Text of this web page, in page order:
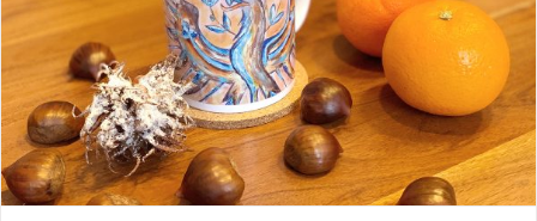
Herbstzeit ist Törggele-Zeit . by Augarten
Hotel Neustift
Rezepte